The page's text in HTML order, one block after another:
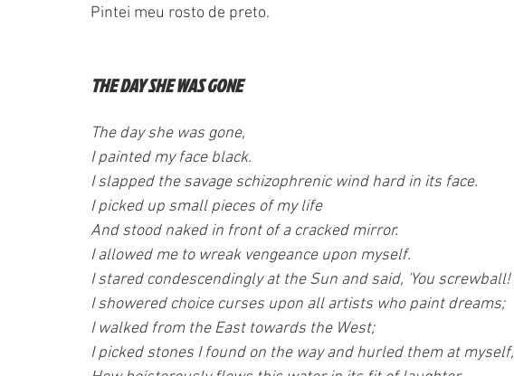
Pintei meu rosto de preto.
THE DAY SHE WAS GONE
The day she was gone,
I painted my face black.
I slapped the savage schizophrenic wind hard in its face.
I picked up small pieces of my life
And stood naked in front of a cracked mirror.
I allowed me to wreak vengeance upon myself.
I stared condescendingly at the Sun and said, 'You screwball!'
I showered choice curses upon all artists who paint dreams;
I walked from the East towards the West;
I picked stones I found on the way and hurled them at myself,